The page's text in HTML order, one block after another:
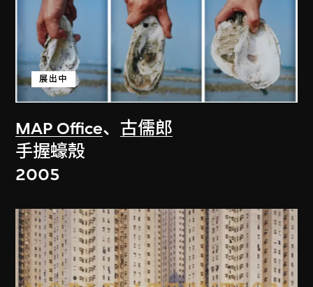
MAP Office、 古儒郎
展出中
手握蠔殼
2005